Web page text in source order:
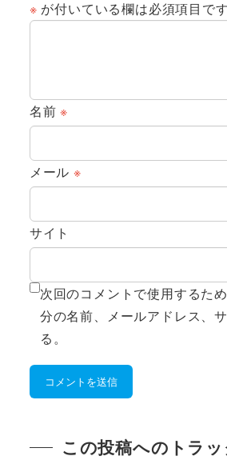
※ が付いている欄は必須項目です
名前※
メール ※
サイト
次回のコメントで使用するた
分の名前、メールアドレス、
る。
この投稿へのトラ